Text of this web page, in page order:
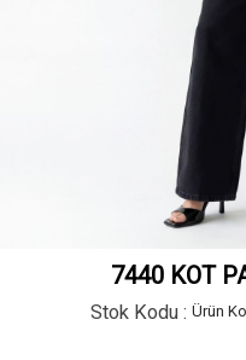
7440 KOT
Stok Kodu